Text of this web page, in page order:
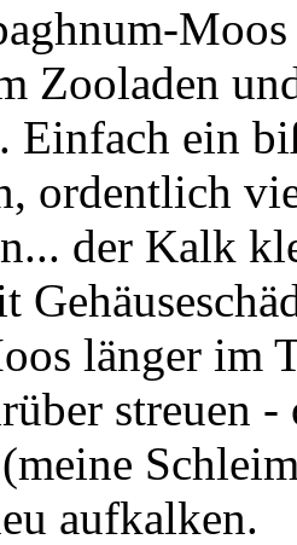
Zooladen
Einfach ein
ordentlich
der Kalk
länger im
streuen -
aufkalken.